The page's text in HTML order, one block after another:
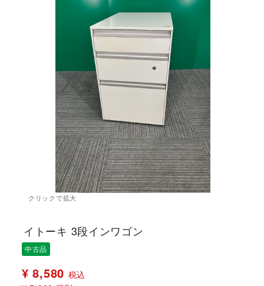
イトーキ 3段インワゴン
中古品
¥ 8,580 税込